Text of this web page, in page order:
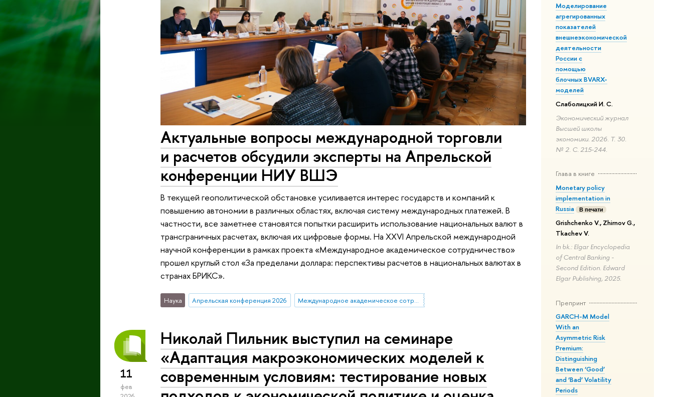
Моделирование
агрегированных
показателей
внешнеэкономической
деятельности
России с
помощью
блочных BVARX-
моделей
Слаболицкий И. С.
Экономический журнал
Высшей школы
экономики. 2026. Т. 30.
№ 2. С. 215-244.
Глава в книге
Monetary policy
implementation in
Russia
В печати
Grishchenko V., Zhirnov G.,
Tkachev V.
In bk.: Elgar Encyclopedia
of Central Banking -
Second Edition. Edward
Elgar Publishing, 2025.
Препринт
GARCH-M Model
With an
Asymmetric Risk
Premium:
Distinguishing
Between ‘Good’
and ‘Bad’ Volatility
Periods
Актуальные вопросы международной торговли
и расчетов обсудили эксперты на Апрельской
конференции НИУ ВШЭ
В текущей геополитической обстановке усиливается интерес государств и компаний к
повышению автономии в различных областях, включая систему международных платежей. В
частности, все заметнее становятся попытки расширить использование национальных валют в
трансграничных расчетах, включая их цифровые формы. На XXVI Апрельской международной
научной конференции в рамках проекта «Международное академическое сотрудничество»
прошел круглый стол «За пределами доллара: перспективы расчетов в национальных валютах в
странах БРИКС».
Наука Апрельская конференция 2026 Международное академическое сотрудничество
11
фев
Николай Пильник выступил на семинаре
«Адаптация макроэкономических моделей к
современным условиям: тестирование новых